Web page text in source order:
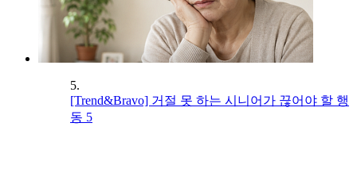
5.
[Trend&Bravo] 거절 못 하는 시니어가 끊어야 할 행
동 5